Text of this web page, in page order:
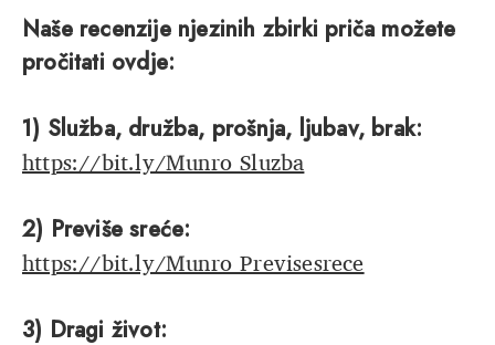
Naše recenzije njezinih zbirki priča možete
pročitati ovdje:
1) Služba, družba, prošnja, ljubav, brak:
https://bit.ly/Munro_Sluzba
2) Previše sreće:
https://bit.ly/Munro_Previsesrece
3) Dragi život: